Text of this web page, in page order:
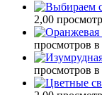
2,00
просмотров в
просмотров в